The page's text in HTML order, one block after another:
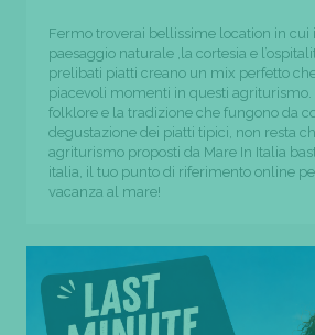
Fermo troverai bellissime location in cui
paesaggio naturale ,la cortesia e
prelibati piatti creano un mix perfetto
piacevoli momenti in questi agriturismo.
folklore e la tradizione che fungono da
degustazione dei piatti tipici, non resta
agriturismo proposti da Mare In Italia
italia, il tuo punto di riferimento online
vacanza al mare!